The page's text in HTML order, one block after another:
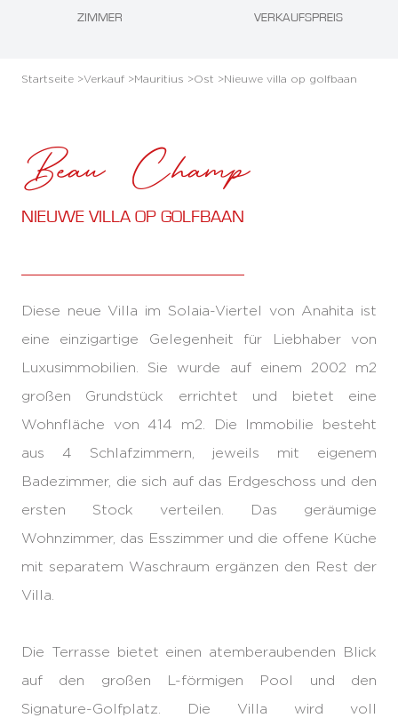
ZIMMER
VERKAUFSPREIS
Startseite >Verkauf >Mauritius >Ost >Nieuwe villa op golfbaan
Beau Champ
NIEUWE VILLA OP GOLFBAAN
Diese neue Villa im Solaia-Viertel von Anahita ist
eine einzigartige Gelegenheit für Liebhaber von
Luxusimmobilien. Sie wurde auf einem 2002 m2
großen Grundstück errichtet und bietet eine
Wohnfläche von 414 m2. Die Immobilie besteht
aus 4 Schlafzimmern, jeweils mit eigenem
Badezimmer, die sich auf das Erdgeschoss und den
ersten Stock verteilen. Das geräumige
Wohnzimmer, das Esszimmer und die offene Küche
mit separatem Waschraum ergänzen den Rest der
Villa.
Die Terrasse bietet einen atemberaubenden Blick
auf den großen L-förmigen Pool und den
Signature-Golfplatz. Die Villa wird voll